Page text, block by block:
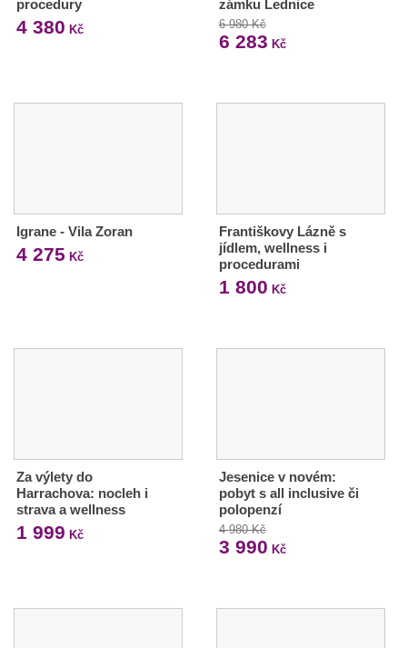
procedury
4 380 Kč
zámku Lednice
6 980 Kč
6 283 Kč
Igrane - Vila Zoran
4 275 Kč
Františkovy Lázně s
jídlem, wellness i
procedurami
1 800 Kč
Za výlety do
Harrachova: nocleh i
strava a wellness
1 999 Kč
Jesenice v novém:
pobyt s all inclusive či
polopenzí
4 980 Kč
3 990 Kč